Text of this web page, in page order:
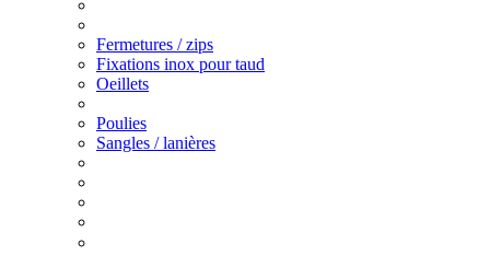
Fermetures / zips
Fixations inox pour taud
Oeillets
Poulies
Sangles / lanières